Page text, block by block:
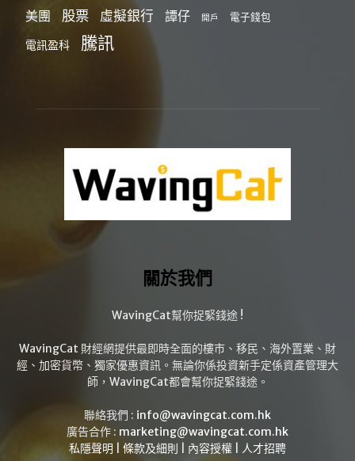
美團 股票 虛擬銀行 譚仔 開戶 電子錢包
電訊盈科 騰訊
關於我們
WavingCat幫你捉緊錢途 !
WavingCat 財經網提供最即時全面的樓市、移民、海外置業、財
經、加密貨幣、獨家優惠資訊。無論你係投資新手定係資產管理大
師，WavingCat都會幫你捉緊錢途。
聯絡我們 : info@wavingcat.com.hk
廣告合作 : marketing@wavingcat.com.hk
私隱聲明
條款及細則 內容授權 人才招聘